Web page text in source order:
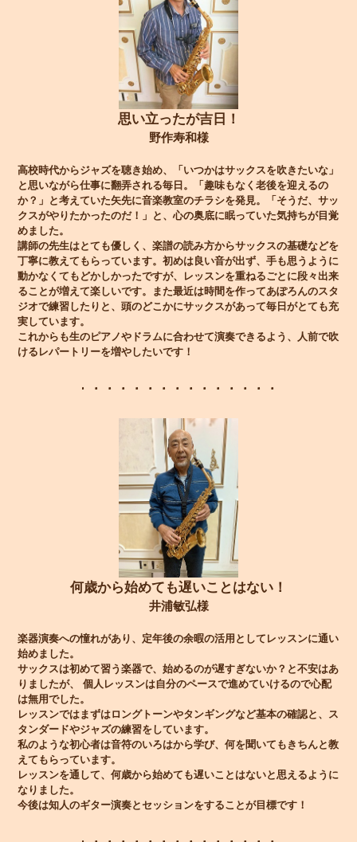
思い立ったが吉日！
野作寿和様
高校時代からジャズを聴き始め、「いつかはサックスを吹きたいな」
と思いながら仕事に翻弄される毎日。「趣味もなく老後を迎えるの
か？」と考えていた矢先に音楽教室のチラシを発見。「そうだ、サッ
クスがやりたかったのだ！」と、心の奥底に眠っていた気持ちが目覚
めました。
講師の先生はとても優しく、楽譜の読み方からサックスの基礎などを
丁寧に教えてもらっています。初めは良い音が出ず、手も思うように
動かなくてもどかしかったですが、レッスンを重ねるごとに段々出来
ることが増えて楽しいです。また最近は時間を作ってあぽろんのスタ
ジオで練習したりと、頭のどこかにサックスがあって毎日がとても充
実しています。
これからも生のピアノやドラムに合わせて演奏できるよう、人前で吹
けるレパートリーを増やしたいです！
何歳から始めても遅いことはない！
井浦敏弘様
楽器演奏への憧れがあり、定年後の余暇の活用としてレッスンに通い
始めました。
サックスは初めて習う楽器で、始めるのが遅すぎないか？と不安はあ
りましたが、 個人レッスンは自分のペースで進めていけるので心配
は無用でした。
レッスンではまずはロングトーンやタンギングなど基本の確認と、ス
タンダードやジャズの練習をしています。
私のような初心者は音符のいろはから学び、何を聞いてもきちんと教
えてもらっています。
レッスンを通して、何歳から始めても遅いことはないと思えるように
なりました。
今後は知人のギター演奏とセッションをすることが目標です！